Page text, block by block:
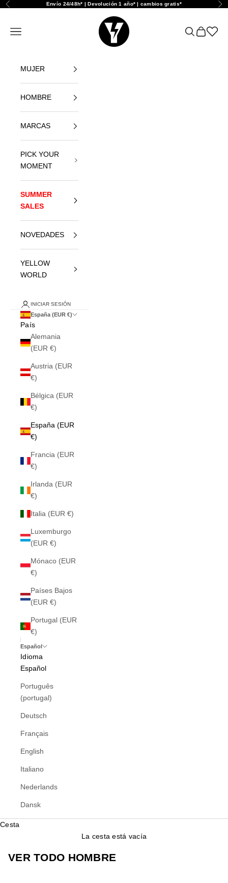
Ir al contenido
Anterior Envío 24/48h* | Devolución 1 año* | cambios gratis*
Yellowshop
Abrir menú de navegación
AbrirAbrirAbrir
MUJER
HOMBRE
MARCAS
PICK YOUR
MOMENT
SUMMER
SALES
NOVEDADES
YELLOW
WORLD
INICIAR SESIÓN
España (EUR €)
País
Alemania
(EUR €)
Austria (EUR
€)
Bélgica (EUR
€)
España (EUR
€)
Francia (EUR
€)
Irlanda (EUR
€)
Italia (EUR €)
Luxemburgo
(EUR €)
Mónaco (EUR
€)
Países Bajos
(EUR €)
Portugal (EUR
€)
Español
Idioma
Español
Português
(portugal)
Deutsch
Français
English
Italiano
Nederlands
Dansk
Cesta
La cesta está vacía
VER TODO HOMBRE